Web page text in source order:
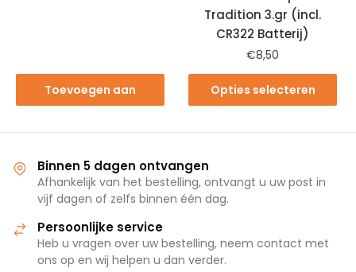
Toevoegen aan
Tradition 3.gr (incl.
CR322 Batterij)
€8,50
Opties selecteren
Binnen 5 dagen ontvangen
Afhankelijk van het bestelling, ontvangt u uw post in
vijf dagen of zelfs binnen één dag.
Persoonlijke service
Heb u vragen over uw bestelling, neem contact met
ons op en wij helpen u dan verder.